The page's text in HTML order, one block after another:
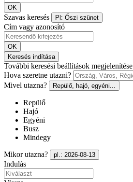
OK
Szavas keresés Pl: Őszi szünet
Cím vagy azonosító
OK
Keresés indítása
További keresési beállítások megjelenítése
Hova szeretne utazni?
Mivel utazna?
Repülő, hajó, egyéni...
Repülő
Hajó
Egyéni
Busz
Mindegy
Mikor utazna? pl.: 2026-08-13
Indulás